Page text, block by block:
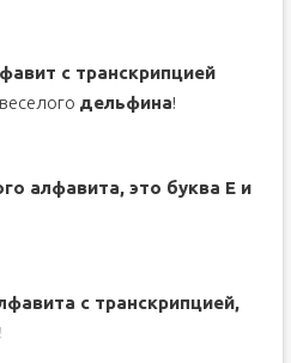
с транскрипцией
дельфина!
алфавита, это буква E и
с транскрипцией,